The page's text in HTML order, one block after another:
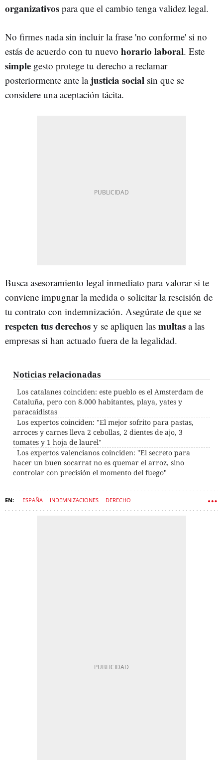
organizativos para que el cambio tenga validez legal.
No firmes nada sin incluir la frase 'no conforme' si no
estás de acuerdo con tu nuevo horario laboral. Este
simple gesto protege tu derecho a reclamar
posteriormente ante la justicia social sin que se
considere una aceptación tácita.
Busca asesoramiento legal inmediato para valorar si te
conviene impugnar la medida o solicitar la rescisión de
tu contrato con indemnización. Asegúrate de que se
respeten tus derechos y se apliquen las multas a las
empresas si han actuado fuera de la legalidad.
Noticias relacionadas
Los catalanes coinciden: este pueblo es el Amsterdam de
Cataluña, pero con 8.000 habitantes, playa, yates y
paracaidistas
Los expertos coinciden: "El mejor sofrito para pastas,
arroces y carnes lleva 2 cebollas, 2 dientes de ajo, 3
tomates y 1 hoja de laurel"
Los expertos valencianos coinciden: "El secreto para
hacer un buen socarrat no es quemar el arroz, sino
controlar con precisión el momento del fuego"
ESPAÑA INDEMNIZACIONES DERECHO